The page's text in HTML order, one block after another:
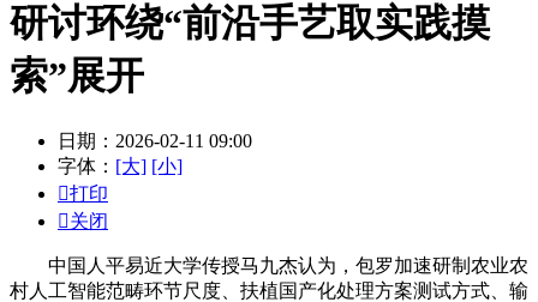
研讨环绕“前沿手艺取实践摸
索”展开
日期：2026-02-11 09:00
字体： [大] [小]
打印
关闭
中国人平易近大学传授马九杰认为，包罗加速研制农业农
村人工智能范畴环节尺度、扶植国产化处理方案测试方式、输